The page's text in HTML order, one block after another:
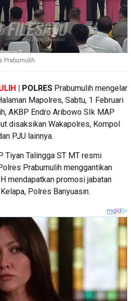
Prabumulih
| POLRES Prabumulih mengelar
Mapolres, Sabtu, 1 Februari
AKBP Endro Aribowo SIk MAP
disaksikan Wakapolres, Kompol
PJU lainnya.
Tiyan Talingga ST MT resmi
Prabumulih menggantikan
mendapatkan promosi jabatan
Polres Banyuasin.